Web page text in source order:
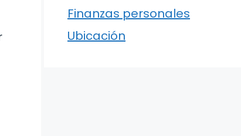
Finanzas personales
Ubicación